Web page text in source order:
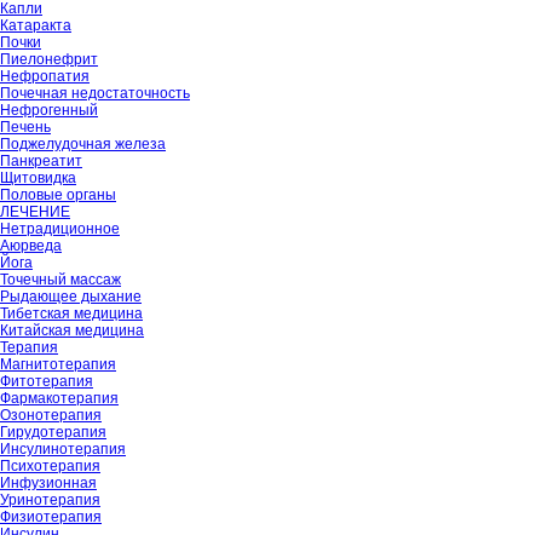
Капли
Катаракта
Почки
Пиелонефрит
Нефропатия
Почечная недостаточность
Нефрогенный
Печень
Поджелудочная железа
Панкреатит
Щитовидка
Половые органы
ЛЕЧЕНИЕ
Нетрадиционное
Аюрведа
Йога
Точечный массаж
Рыдающее дыхание
Тибетская медицина
Китайская медицина
Терапия
Магнитотерапия
Фитотерапия
Фармакотерапия
Озонотерапия
Гирудотерапия
Инсулинотерапия
Психотерапия
Инфузионная
Уринотерапия
Физиотерапия